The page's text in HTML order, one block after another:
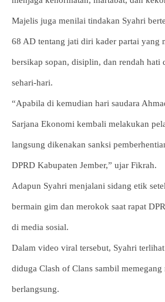
Majelis juga menilai tindakan Syahri
68 AD tentang jati diri kader partai yang
bersikap sopan, disiplin, dan rendah hati
sehari-hari.
“Apabila di kemudian hari saudara
Sarjana Ekonomi kembali melakukan
langsung dikenakan sanksi
DPRD Kabupaten Jember,” ujar Fikrah.
Adapun Syahri menjalani sidang etik
bermain gim dan merokok saat rapat
di media sosial.
Dalam video viral tersebut, Syahri
diduga Clash of Clans sambil
berlangsung.